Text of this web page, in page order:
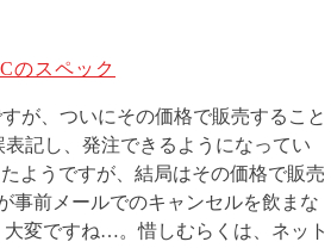
のスペック
が、ついにその価格で販売すること
表記し、発注できるようになってい
ようですが、結局はその価格で販売
事前メールでのキャンセルを飲まな
変ですね…。惜しむらくは、ネット